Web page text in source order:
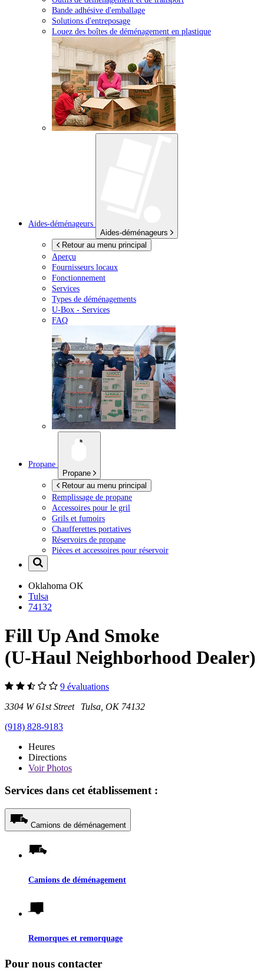
Bande adhésive d'emballage
Solutions d'entreposage
Louez des boîtes de déménagement en plastique
Aides-déménageurs
Aides-déménageurs
Retour au menu principal
Aperçu
Fournisseurs locaux
Fonctionnement
Services
Types de déménagements
U-Box - Services
FAQ
Propane
Propane
Retour au menu principal
Remplissage de propane
Accessoires pour le gril
Grils et fumoirs
Chaufferettes portatives
Réservoirs de propane
Pièces et accessoires pour réservoir
Oklahoma OK
Tulsa
74132
Fill Up And Smoke
(U-Haul Neighborhood Dealer)
9 évaluations
3304 W 61st Street Tulsa, OK 74132
(918) 828-9183
Heures
Directions
VoirPhotos
Services dans cet établissement :
Camions de déménagement
Camions de déménagement
Remorques et remorquage
Pour nous contacter